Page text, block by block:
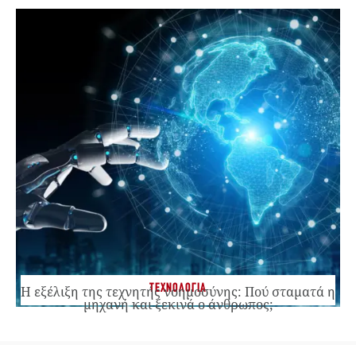
ΤΕΧΝΟΛΟΓΙΑ
Η εξέλιξη της τεχνητής νοημοσύνης: Πού σταματά η
μηχανή και ξεκινά ο άνθρωπος;